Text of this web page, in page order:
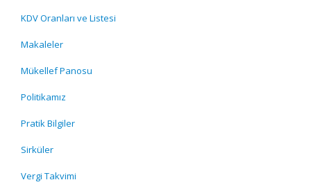
KDV Oranları ve Listesi
Makaleler
Mükellef Panosu
Politikamız
Pratik Bilgiler
Sirküler
Vergi Takvimi